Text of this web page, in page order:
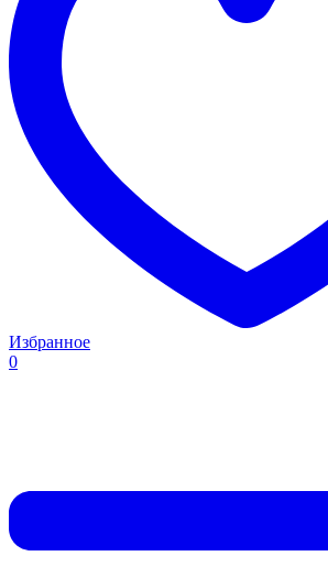
Избранное
0